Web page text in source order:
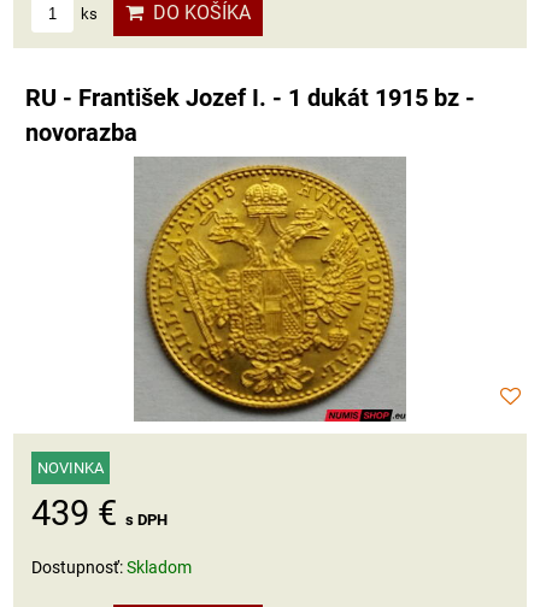
ks DO KOŠÍKA
RU - František Jozef I. - 1 dukát 1915 bz -
novorazba
NOVINKA
439 € s DPH
Dostupnosť:Skladom